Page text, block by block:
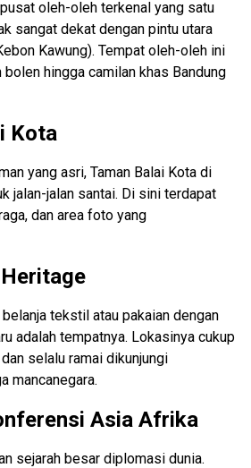
oleh-oleh terkenal yang satu
sangat dekat dengan pintu utara
Kawung). Tempat oleh-oleh ini
hingga camilan khas Bandung
Kota
yang asri, Taman Balai Kota di
jalan-jalan santai. Di sini terdapat
dan area foto yang
tekstil atau pakaian dengan
adalah tempatnya. Lokasinya cukup
selalu ramai dikunjungi
mancanegara.
Asia Afrika
sejarah besar diplomasi dunia.